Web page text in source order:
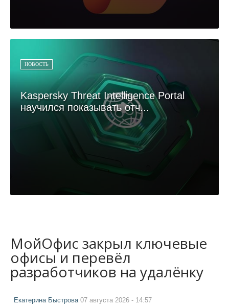
НОВОСТЬ
Kaspersky Threat Intelligence Portal
научился показывать отч...
МойОфис закрыл ключевые
офисы и перевёл
разработчиков на удалёнку
Екатерина Быстрова07 августа 2026 - 14:57